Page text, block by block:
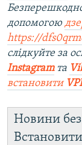
допомогою
https://
слідкуйте за
Instagramта
встановити
Новини без
Встановити